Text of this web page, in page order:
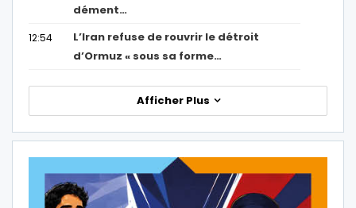
dément…
12:54
L’Iran refuse de rouvrir le détroit
d’Ormuz « sous sa forme…
Afficher Plus